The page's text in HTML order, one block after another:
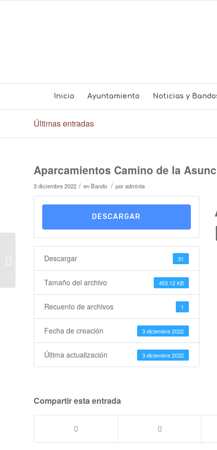
Inicio Ayuntamiento Noticias y
Últimas entradas
Aparcamientos Camino de la
3 diciembre 2022 / en Bando / poradminta
DESCARGAR
Descargar 31
Tamaño del archivo 453.12 KB
Recuento de archivos 1
Fecha de creación 3 diciembre 2022
Última actualización 3 diciembre 2022
Compartir esta entrada
SOLICITUD INSCRIPCION
GUARDERÍA CRECEMOS